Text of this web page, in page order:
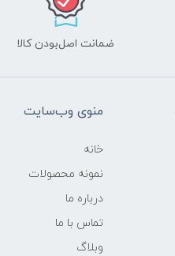
ضمانت اصل‌بودن کالا
منوی وب‌سایت
خانه
نمونه محصولات
درباره ما
تماس با ما
وبلاگ